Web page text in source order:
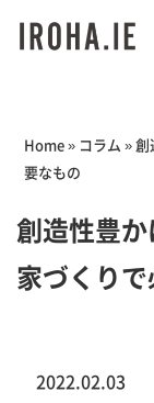
Home» コラム »創
要なもの
創造性豊
家づくり
2022.02.03